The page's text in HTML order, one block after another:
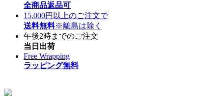
全商品返品可
15,000円以上のご注文で
送料無料※離島は除く
午後2時までのご注文
当日出荷
Free Wrapping
ラッピング無料